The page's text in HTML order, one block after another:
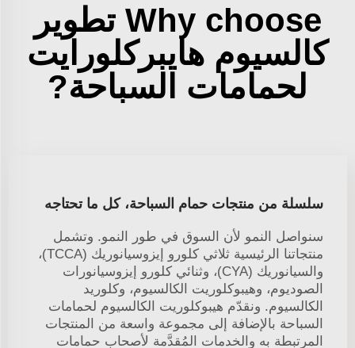
Why choose تطوير
كالسيوم هايبركلورايت
لحمامات السباحة?
سلسلة من منتجات حمام السباحة، كل ما تحتاجه
سنواصل النمو لأن السوق في طور النمو. وتشمل
منتجاتنا الرئيسية ثلاثي كلورو إيزوسيانوريك (TCCA)،
والسيانوريك (CYA)، وثنائي كلورو إيزوسيانورات
الصوديوم، وهيبوكلوريت الكالسيوم، وكلوريد
الكالسيوم. ونقدّم هيبوكلوريت الكالسيوم لحمامات
السباحة بالإضافة إلى مجموعة واسعة من المنتجات
المرتبطة به والخدمات المُقدَّمة لأصحاب حمامات